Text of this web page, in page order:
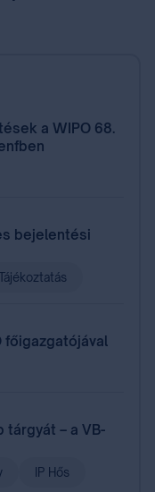
a WIPO 68.
bejelentési
főigazgatójával
– a VB-
IP Hős